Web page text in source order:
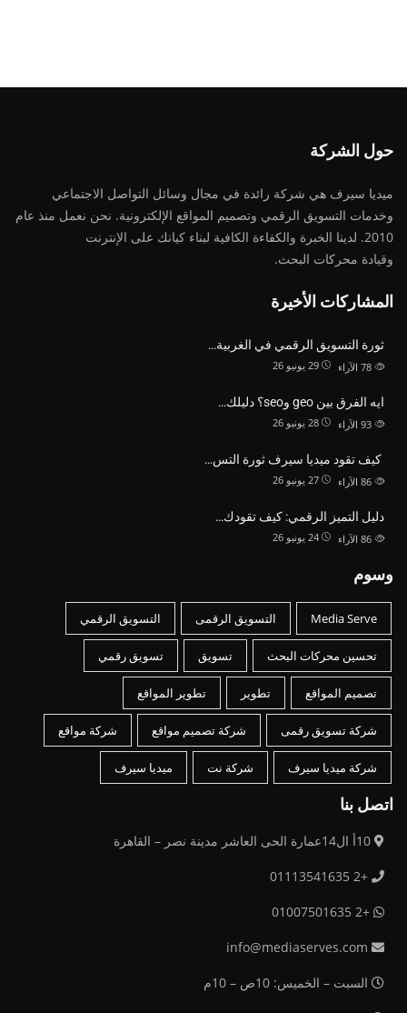
حول الشركة
ميديا ​​سيرف هي شركة رائدة في مجال وسائل التواصل الاجتماعي
وخدمات التسويق الرقمي وتصميم المواقع الإلكترونية. نحن نعمل منذ عام
2010. لدينا الخبرة والكفاءة الكافية لبناء كيانك على الإنترنت
وقيادة محركات البحث.
المشاركات الأخيرة
ثورة التسويق الرقمي في الغربية…
29 يونيو 26 الآراء
ايه الفرق بين geo وseo؟ دليلك…
28 يونيو 26 الآراء
كيف تقود ميديا سيرف ثورة التس…
27 يونيو 26 الآراء
دليل التميز الرقمي: كيف تقودك…
24 يونيو 26 الآراء
وسوم
Media Serve التسويق الرقمى التسويق الرقمي
تحسين محركات البحث تسويق تسويق رقمي
تصميم المواقع تطوير تطوير المواقع
شركة تسويق رقمى شركة تصميم مواقع شركة مواقع
شركة ميديا سيرف شركة نت ميديا سيرف
اتصل بنا
+2 01113541635
+2 01007501635
السبت – الخميس: 10ص – 10م